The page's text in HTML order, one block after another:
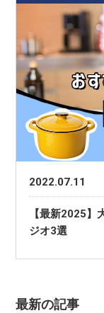
2022.07.11
【最新2025】
ジオ3選
最新の記事